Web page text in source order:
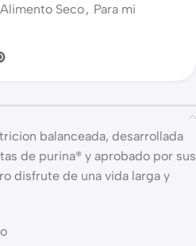
Alimento Seco, Para mi
balanceada, desarrollada
de purina® y aprobado por sus
disfrute de una vida larga y